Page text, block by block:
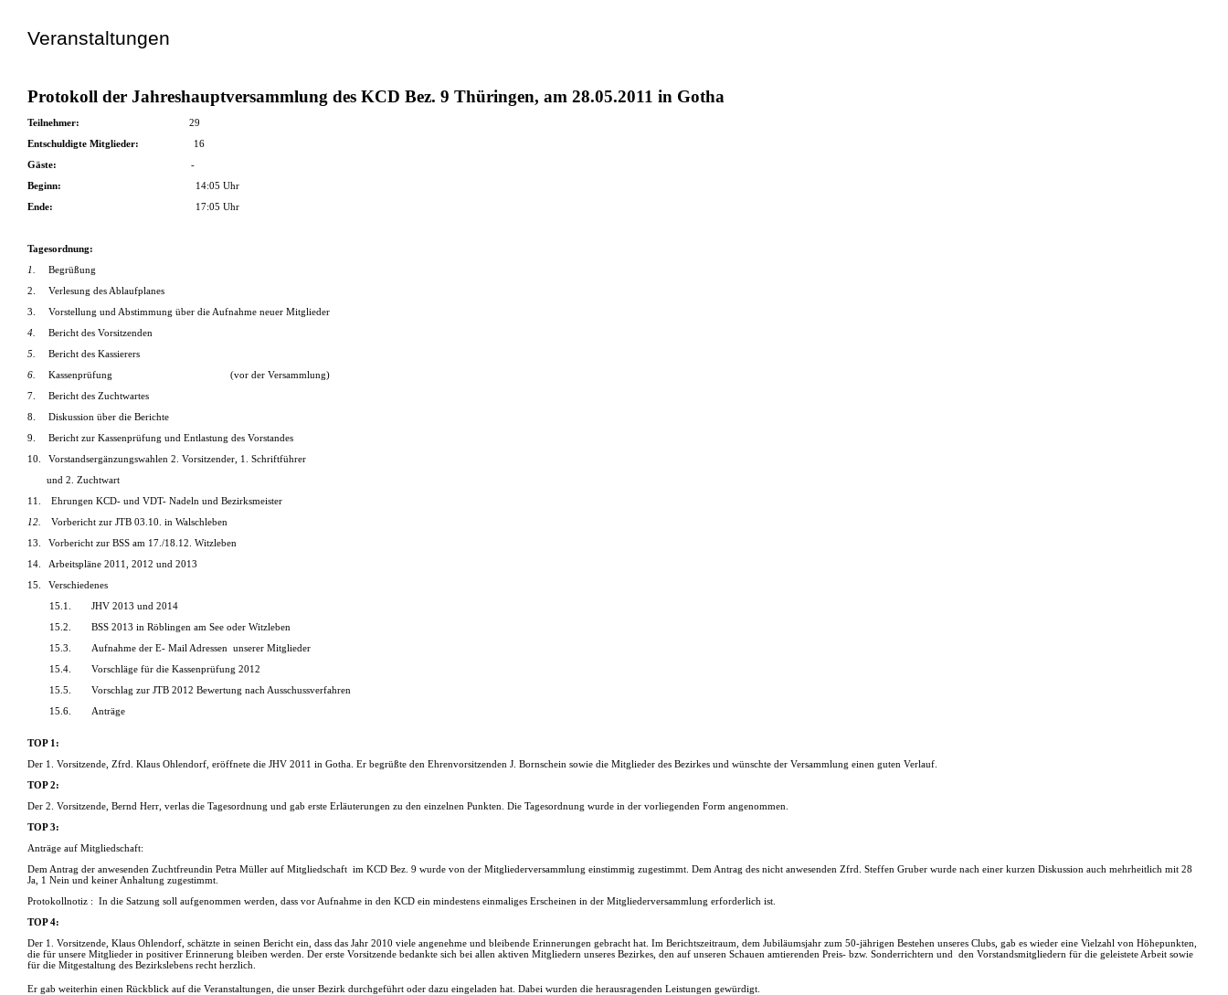
Veranstaltungen
Protokoll der Jahreshauptversammlung des KCD Bez. 9 Thüringen, am 28.05.2011 in Gotha
Teilnehmer:
29
Entschuldigte Mitglieder:
16
Gäste:
-
Beginn:
14:05 Uhr
Ende:
17:05 Uhr
Tagesordnung:
1.
Begrüßung
2.
Verlesung des Ablaufplanes
3.
Vorstellung und Abstimmung über die Aufnahme neuer Mitglieder
4.
Bericht des Vorsitzenden
5.
Bericht des Kassierers
6.
Kassenprüfung
(vor der Versammlung)
7.
Bericht des Zuchtwartes
8.
Diskussion über die Berichte
9.
Bericht zur Kassenprüfung und Entlastung des Vorstandes
10.
Vorstandsergänzungswahlen 2. Vorsitzender, 1. Schriftführer
und 2. Zuchtwart
11.
Ehrungen KCD- und VDT- Nadeln und Bezirksmeister
12.
Vorbericht zur JTB 03.10. in Walschleben
13.
Vorbericht zur BSS am 17./18.12. Witzleben
14.
Arbeitspläne 2011, 2012 und 2013
15.
Verschiedenes
15.1.
JHV 2013 und 2014
15.2.
BSS 2013 in Röblingen am See oder Witzleben
15.3.
Aufnahme der E- Mail Adressen unserer Mitglieder
15.4.
Vorschläge für die Kassenprüfung 2012
15.5.
Vorschlag zur JTB 2012 Bewertung nach Ausschussverfahren
15.6.
Anträge
TOP 1:
Der 1. Vorsitzende, Zfrd. Klaus Ohlendorf, eröffnete die JHV 2011 in Gotha. Er begrüßte den Ehrenvorsitzenden J. Bornschein sowie die Mitglieder des Bezirkes und wünschte der Versammlung einen guten Verlauf.
TOP 2:
Der 2. Vorsitzende, Bernd Herr, verlas die Tagesordnung und gab erste Erläuterungen zu den einzelnen Punkten. Die Tagesordnung wurde in der vorliegenden Form angenommen.
TOP 3:
Anträge auf Mitgliedschaft:
Dem Antrag der anwesenden Zuchtfreundin Petra Müller auf Mitgliedschaft im KCD Bez. 9 wurde von der Mitgliederversammlung einstimmig zugestimmt. Dem Antrag des nicht anwesenden Zfrd. Steffen Gruber wurde nach einer kurzen Diskussion auch mehrheitlich mit 28
Ja, 1 Nein und keiner Anhaltung zugestimmt.
Protokollnotiz : In die Satzung soll aufgenommen werden, dass vor Aufnahme in den KCD ein mindestens einmaliges Erscheinen in der Mitgliederversammlung erforderlich ist.
TOP 4:
Der 1. Vorsitzende, Klaus Ohlendorf, schätzte in seinen Bericht ein, dass das Jahr 2010 viele angenehme und bleibende Erinnerungen gebracht hat. Im Berichtszeitraum, dem Jubiläumsjahr zum 50-jährigen Bestehen unseres Clubs, gab es wieder eine Vielzahl von Höhepunkten,
die für unsere Mitglieder in positiver Erinnerung bleiben werden. Der erste Vorsitzende bedankte sich bei allen aktiven Mitgliedern unseres Bezirkes, den auf unseren Schauen amtierenden Preis- bzw. Sonderrichtern und den Vorstandsmitgliedern für die geleistete Arbeit sowie
für die Mitgestaltung des Bezirkslebens recht herzlich.
Er gab weiterhin einen Rückblick auf die Veranstaltungen, die unser Bezirk durchgeführt oder dazu eingeladen hat. Dabei wurden die herausragenden Leistungen gewürdigt.